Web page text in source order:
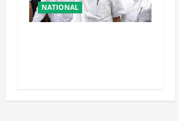
NATIONAL